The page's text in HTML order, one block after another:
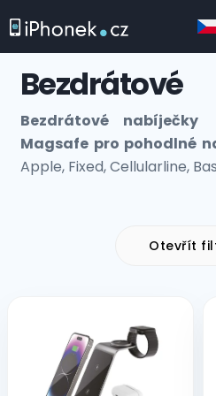
obsahBezdrátové
Bezdrátové
Magsafe pro pohodlné
Apple, Fixed, Cellularline,
Otevřít